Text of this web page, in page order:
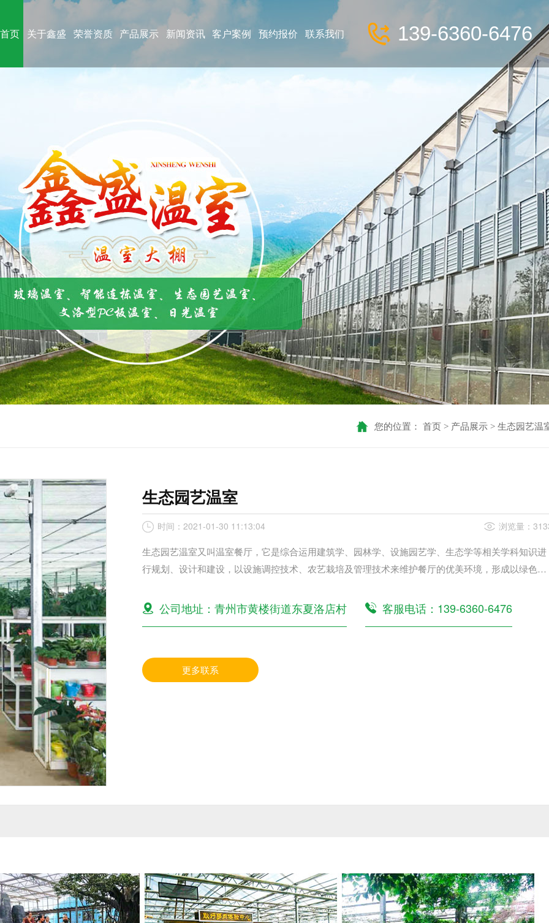
页 关于鑫盛 荣誉资质 产品展示 新闻资讯 客户案例 预约报价 联系我们 139-6360-6476
您的位置： 首页 > 产品展示 > 生态园艺温
生态园艺温室
时间：2021-01-30 11:13:04 浏览量：
生态园艺温室又叫温室餐厅，它是综合运用建筑学、园林学、设施园艺学、生态学等相关学科知识进
行规划、设计和建设，以设施调控技术、农艺栽培及管理技术来维护餐厅的优美环境，形成以绿色景
公司地址：青州市黄楼街道东夏洛店村 客服电话：139-6360-6476
更多联系